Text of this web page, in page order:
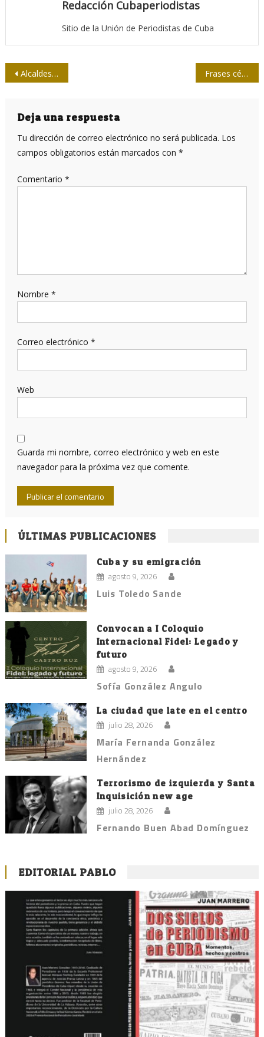
Redacción Cubaperiodistas
Sitio de la Unión de Periodistas de Cuba
Navegación
entradas
Alcaldes de EUA por mejor relación entre su país y el pueblo y gobierno cubanos Frases célebres o ver para creer
Deja una respuesta
Tu dirección de correo electrónico no será publicada. Los
campos obligatorios están marcados con *
Comentario *
Nombre *
Correo electrónico *
Web
Guarda mi nombre, correo electrónico y web en este
navegador para la próxima vez que comente.
ÚLTIMAS PUBLICACIONES
Cuba y su emigración
agosto 9, 2026
Luis Toledo Sande
Convocan a I Coloquio
Internacional Fidel: Legado y
futuro
agosto 9, 2026
Sofía González Angulo
La ciudad que late en el centro
julio 28, 2026
María Fernanda González
Hernández
Terrorismo de izquierda y Santa
Inquisición new age
julio 28, 2026
Fernando Buen Abad Domínguez
EDITORIAL PABLO